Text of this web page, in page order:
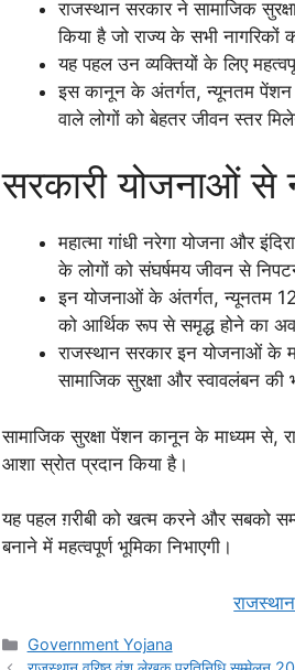
राजस्थान सरकार ने सामाजिक
किया है जो राज्य के सभी नागरिकों
यह पहल उन व्यक्तियों के लिए
इस कानून के अंतर्गत, न्यूनतम पेंशन
वाले लोगों को बेहतर जीवन स्तर
सरकारी योजनाओं से
महात्मा गांधी नरेगा योजना और
के लोगों को संघर्षमय जीवन से
इन योजनाओं के अंतर्गत, न्यूनतम 125
को आर्थिक रूप से समृद्ध होने का
राजस्थान सरकार इन योजनाओं के
सामाजिक सुरक्षा और स्वावलंबन की
सामाजिक सुरक्षा पेंशन कानून के माध्यम से,
आशा स्रोत प्रदान किया है।
यह पहल ग़रीबी को खत्म करने और सबको
बनाने में महत्वपूर्ण भूमिका निभाएगी।
Categories
Government Yojana